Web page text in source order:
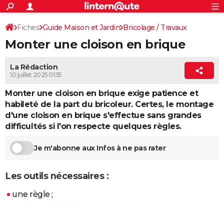
ACTUALITÉS
Politique
Société
Faits Divers
Education
Monde
Villes
+
SPORT
Coupe du monde 2026
Football
Tennis
Cyclisme
Rugby
Forum
Programme TV
TNTStreaming
Cinéma
Sorties cinéma
Musique
+FINANCE
Retraite
Impôts
Epargne
Immobilier
Risques naturels par ville
Banque
Assurance
Crédit
AUTO
Essais
Réserver un essai
Citadines
Berlines
SUV
Forum auto
+
HIGH-TECH
Mobiles
Meilleur smartphone
Internet
Ordinateurs
Jeux vidéo
Guide high-tech
+
Forum
Aménagement intérieur
Extérieur
Cuisine
Salle de bains
Jardinage
Rangement
WEEK-END
Guides de France
Escapades
Patrimoine
Expositions
Musées
Week-end nature
LIFESTYLE
Art de vivre
Bien-être
Loisirs
Mode
Modes de vie
SANTE
Rechercher
S'inscrire
Connexion
Fiches Guide Maison et Jardin Bricolage / Travaux
Murs / Plafonds Cloisons
Monter une cloison en brique
La Rédaction
10 juillet 2025 01:55
Monter une cloison en brique exige patience et
habileté de la part du bricoleur. Certes, le montage
d'une cloison en brique s'effectue sans grandes
difficultés si l'on respecte quelques règles.
Je m'abonne aux Infos à ne pas rater
Les outils nécessaires :
une règle ;